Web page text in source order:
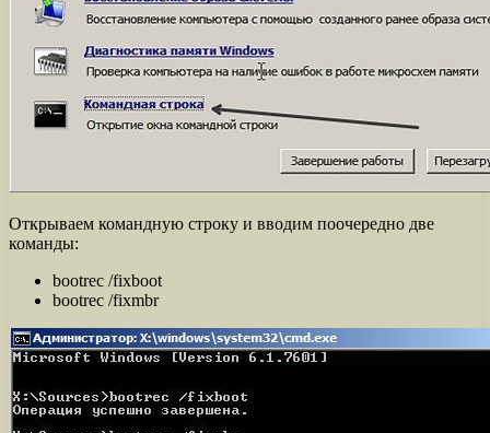
Открываем командную строку и вводим поочередно две
команды:
bootrec /fixboot
bootrec /fixmbr